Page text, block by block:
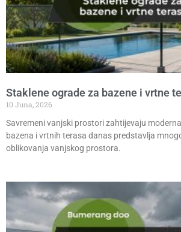
Staklene ograde za bazene i vrtne
10 Juna, 2026
Savremeni vanjski prostori zahtijevaju
bazena i vrtnih terasa danas predstavlja
oblikovanja vanjskog prostora.